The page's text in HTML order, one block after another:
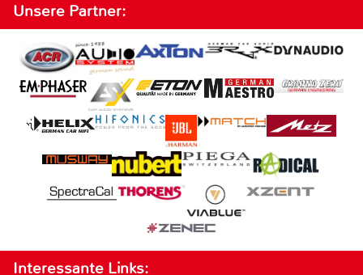
Unsere Partner:
Interessante Links: